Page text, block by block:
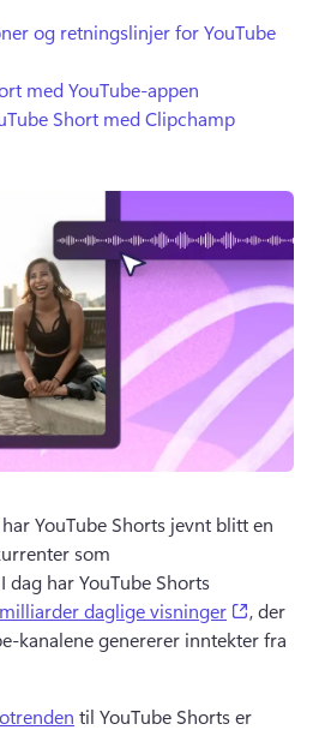
og retningslinjer for YouTube
med YouTube-appen
Short med Clipchamp
YouTube Shorts jevnt blitt en
som
I dag har YouTube Shorts
daglige visninger
, der
kanalene genererer inntekter fra
til YouTube Shorts er